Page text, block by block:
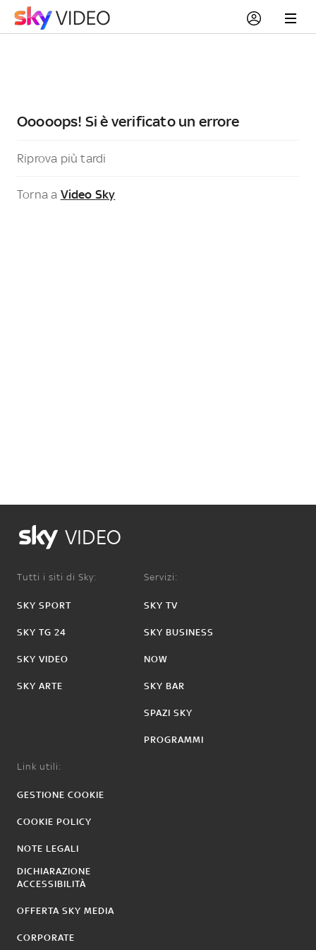
Ooooops! Si è verificato un errore
Riprova più tardi
Torna a Video Sky
VIDEO
Tutti i siti di Sky:
SKY SPORT
SKY TG 24
SKY VIDEO
SKY ARTE
Servizi:
SKY TV
SKY BUSINESS
NOW
SKY BAR
SPAZI SKY
PROGRAMMI
Link utili:
GESTIONE COOKIE
COOKIE POLICY
NOTE LEGALI
DICHIARAZIONE
ACCESSIBILITÀ
OFFERTA SKY MEDIA
CORPORATE